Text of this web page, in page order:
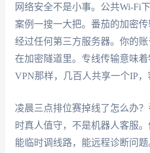
网络安全不是小事。公共Wi-Fi
案例一搜一大把。番茄的加密
经过任何第三方服务器。你的
在加密隧道里。专线传输意味
VPN那样，几百人共享一个IP，
凌晨三点排位赛掉线了怎么办
时真人值守，不是机器人客服。
能临时调线路，能远程诊断问